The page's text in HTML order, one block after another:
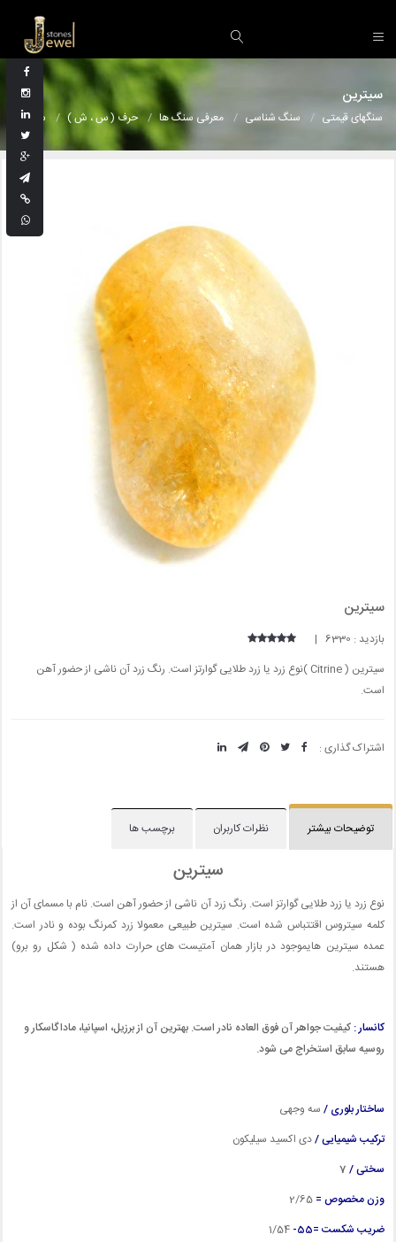
سیترین
سنگهای قیمتی سنگ شناسی معرفی سنگ ها حرف ( س ، ش ) سیترین
سیترین
بازدید : 6330 |
سیترین ( Citrine )نوع زرد یا زرد طلایی گوارتز است. رنگ زرد آن ناشی از حضور آهن
است.
اشتراک گذاری :
توضیحات بیشتر نظرات کاربران برچسب ها
سیترین
نوع زرد یا زرد طلایی گوارتز است. رنگ زرد آن ناشی از حضور آهن است. نام با مسمای آن از
کلمه سیتروس اقتتباس شده است. سیترین طبیعی معمولا زرد کمرنگ بوده و نادر است.
عمده سیترین هایموجود در بازار همان آمتیست های حرارت داده شده ( شکل رو برو)
هستند.
کانسار : کیفیت جواهر آن فوق العاده نادر است. بهترین آن از برزیل، اسپانیا، ماداگاسکار و
روسیه سابق استخراج می شود.
ساختار بلوری / سه وجهی
ترکیب شیمیایی /دی اکسید سیلیکون
سختی /
وزن مخصوص = /65
ضریب شکست =55-
/54